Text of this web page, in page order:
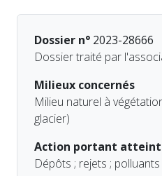
Dossier n° 2023-28666
Dossier traité par
Milieux concernés
Milieu naturel à
glacier)
Action portant
Dépôts ; rejets ; polluants